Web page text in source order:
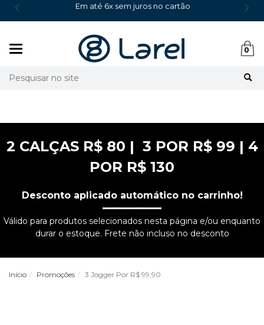
Em até 6x sem juros no cartão
0
Busca
2 CALÇAS R$ 80 | 3 POR R$ 99 | 4
POR R$ 130
Desconto aplicado automático no carrinho!
Válido para produtos selecionados nesta página e/ou enquanto
durar o estoque. Frete não incluso no desconto
Início Promoções 3 Jogger Por R$ 99,90